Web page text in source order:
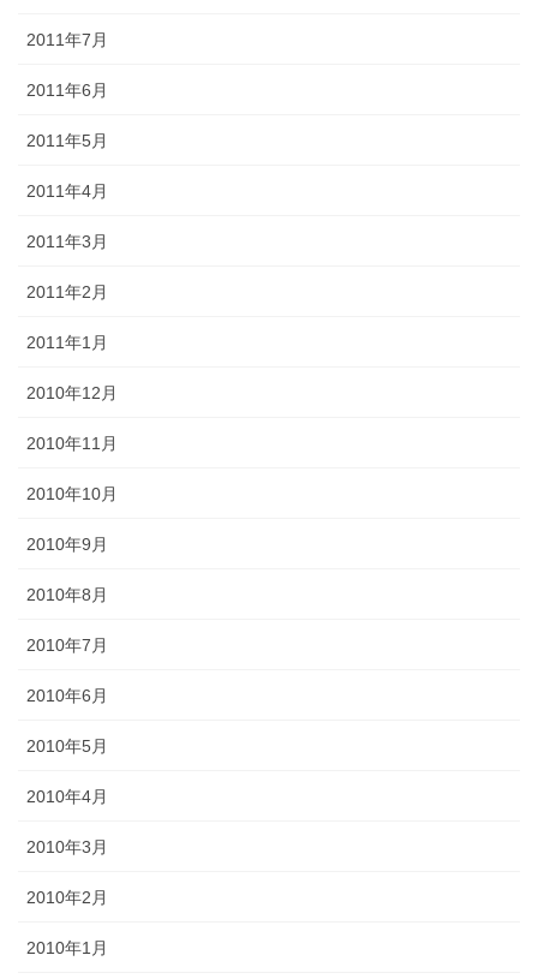
2011年7月
2011年6月
2011年5月
2011年4月
2011年3月
2011年2月
2011年1月
2010年12月
2010年11月
2010年10月
2010年9月
2010年8月
2010年7月
2010年6月
2010年5月
2010年4月
2010年3月
2010年2月
2010年1月